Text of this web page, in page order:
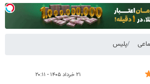
پلیس
۲۱ خرداد ۱۴۰۵ - ۲۰:۱۱